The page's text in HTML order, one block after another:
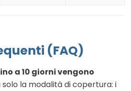
(FAQ)
a 10 giorni vengono
solo la modalità di copertura: i